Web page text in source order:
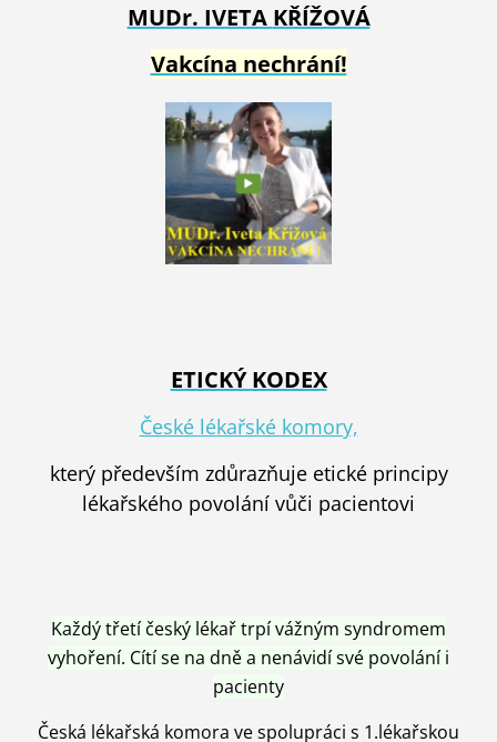
MUDr. IVETA KŘÍŽOVÁ
Vakcína nechrání!
ETICKÝ KODEX
České lékařské komory,
který především zdůrazňuje etické principy
lékařského povolání vůči pacientovi
Každý třetí český lékař trpí vážným syndromem
vyhoření. Cítí se na dně a nenávidí své povolání i
pacienty
Česká lékařská komora ve spolupráci s 1.lékařskou